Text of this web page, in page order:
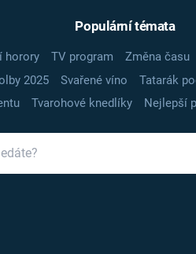
Populární témata
horory TV program Změna času
2025 Svařené víno Tatarák
Tvarohové knedlíky Nejlepší